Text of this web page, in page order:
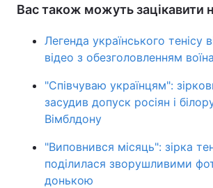
Вас також можуть зацікавити
Легенда українського тенісу
відео з обезголовленням
"Співчуваю українцям":
засудив допуск росіян і
Вімблдону
"Виповнився місяць": зірка
поділилася зворушливими
донькою